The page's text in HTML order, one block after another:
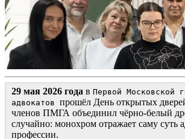
29 мая 2026 года в Первой Московской
адвокатов прошёл День открытых
членов ПМГА объединил чёрно-белый
случайно: монохром отражает саму суть
профессии.